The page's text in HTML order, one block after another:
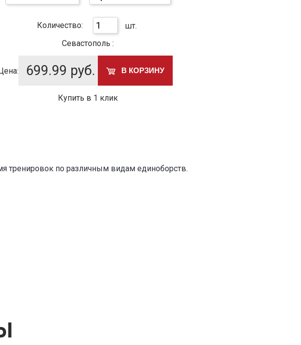
Количество:
шт.
Севастополь :
699.99 руб. В КОРЗИНУ
Купить в 1 клик
тренировок по различным видам единоборств.